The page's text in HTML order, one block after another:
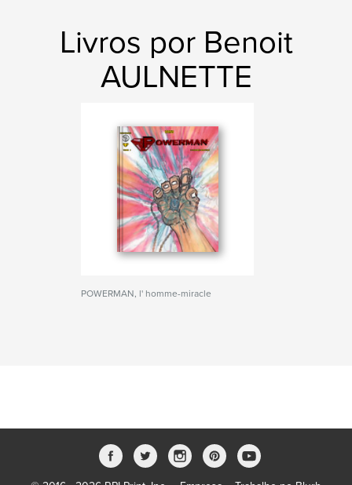
Livros por Benoit
AULNETTE
POWERMAN, l' homme-miracle